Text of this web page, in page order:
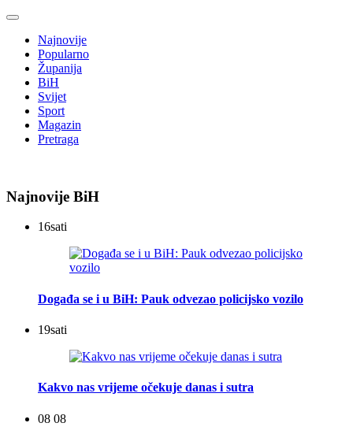
Najnovije
Popularno
Županija
BiH
Svijet
Sport
Magazin
Pretraga
Najnovije BiH
16sati
Događa se i u BiH: Pauk odvezao policijsko vozilo
19sati
Kakvo nas vrijeme očekuje danas i sutra
08 08